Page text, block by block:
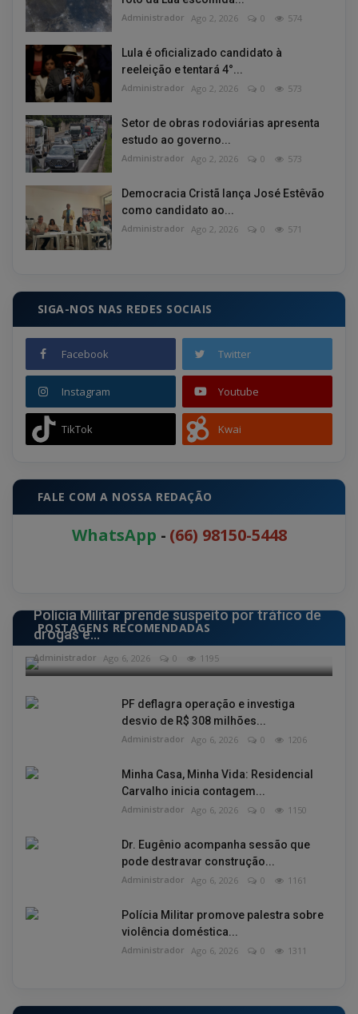
Administrador Ago 2, 2026 0 574
Lula é oficializado candidato à
reeleição e tentará 4°...
Administrador Ago 2, 2026 0 573
Setor de obras rodoviárias apresenta
estudo ao governo...
Administrador Ago 2, 2026 0 573
Democracia Cristã lança José Estêvão
como candidato ao...
Administrador Ago 2, 2026 0 571
SIGA-NOS NAS REDES SOCIAIS
Facebook Twitter
Instagram Youtube
TikTok Kwai
FALE COM A NOSSA REDAÇÃO
WhatsApp - (66) 98150-5448
POSTAGENS RECOMENDADAS
Polícia Militar prende suspeito por tráfico de
drogas e...
Administrador Ago 6, 2026 0 1195
PF deflagra operação e investiga
desvio de R$ 308 milhões...
Administrador Ago 6, 2026 0 1206
Minha Casa, Minha Vida: Residencial
Carvalho inicia contagem...
Administrador Ago 6, 2026 0 1150
Dr. Eugênio acompanha sessão que
pode destravar construção...
Administrador Ago 6, 2026 0 1161
Polícia Militar promove palestra sobre
violência doméstica...
Administrador Ago 6, 2026 0 1311